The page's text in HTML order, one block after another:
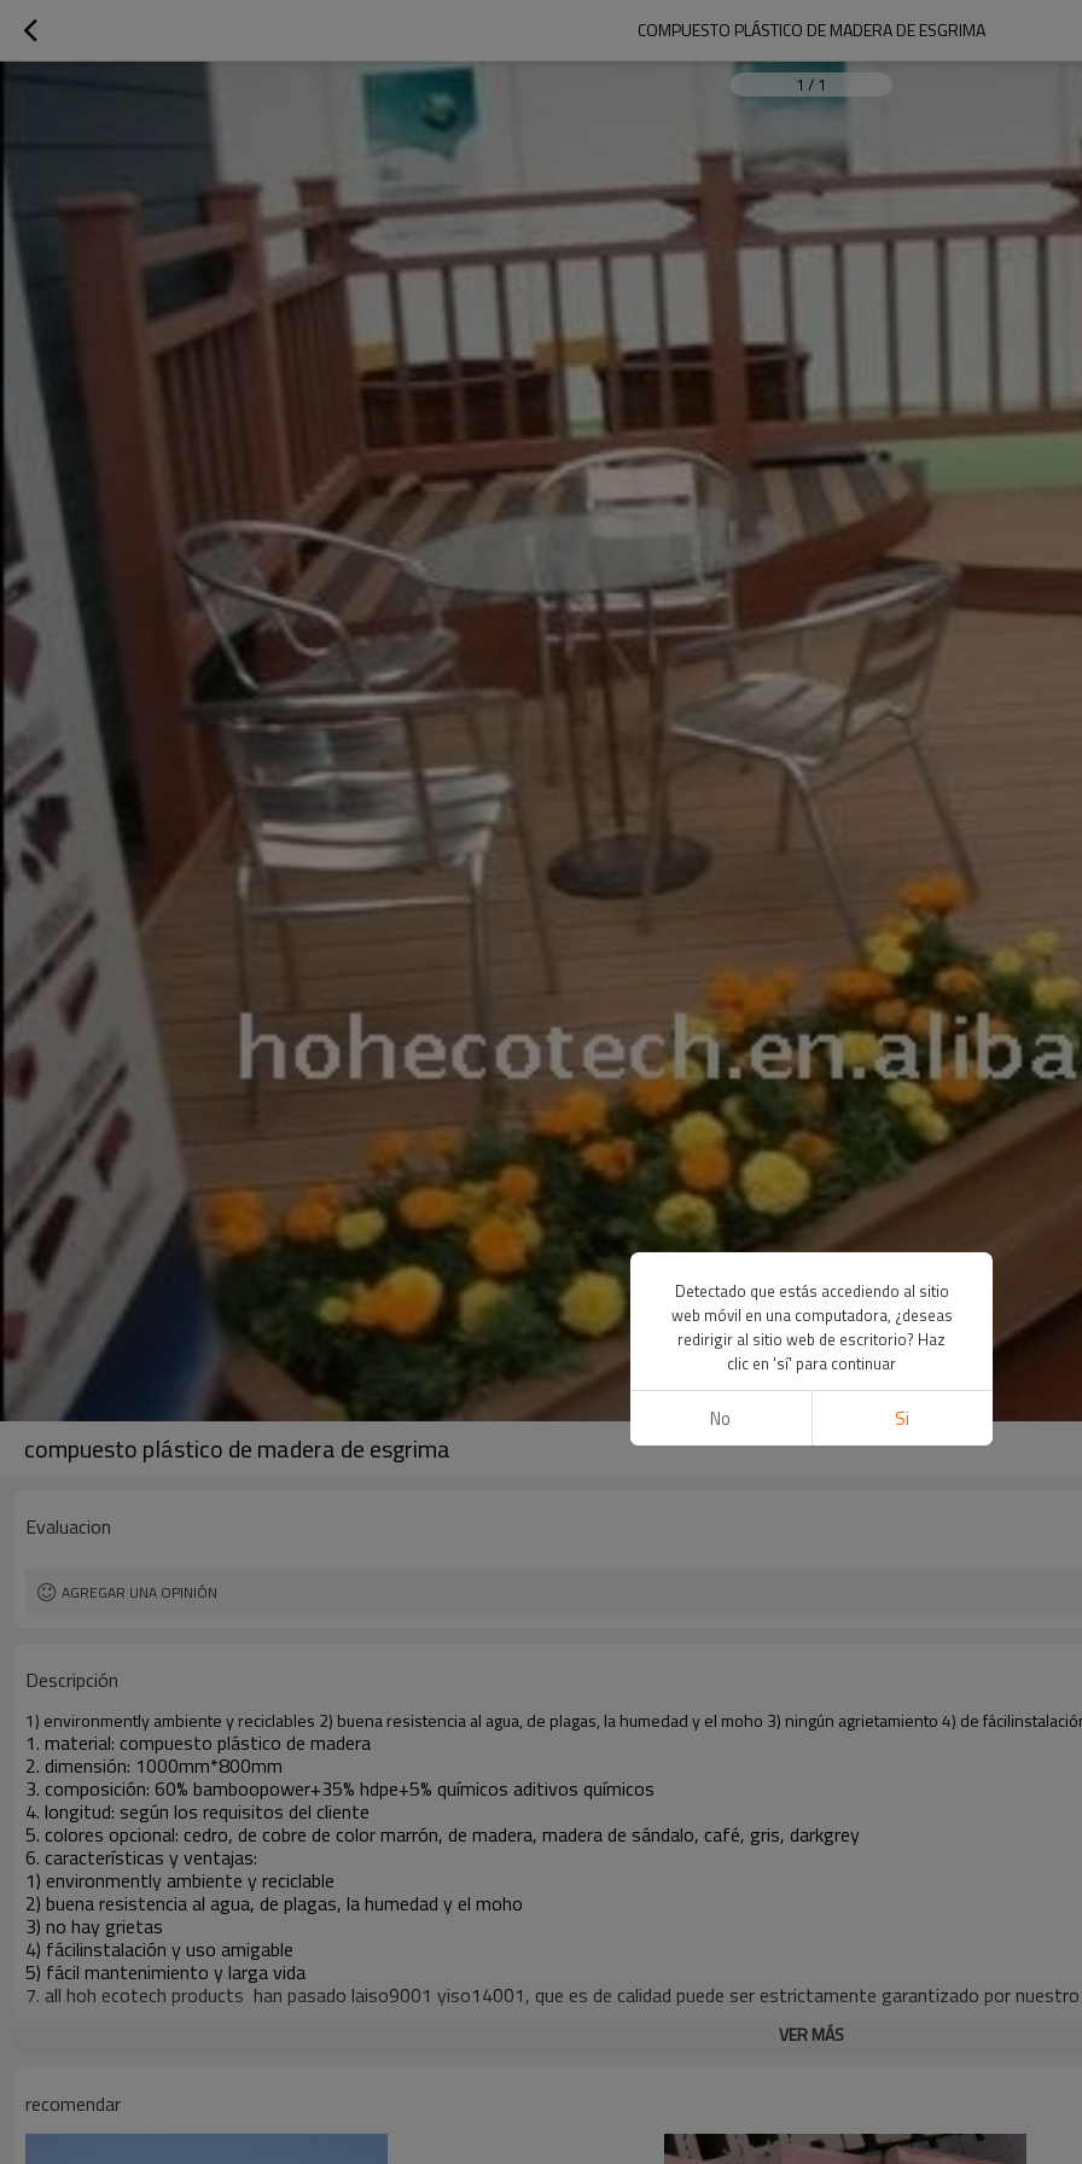
COMPUESTO PLÁSTICO DE MADERA DE ESGRIMA
1 / 1
compuesto plástico de madera de esgrima
Evaluacion
AGREGAR UNA OPINIÓN
Descripción
1) environmently ambiente y reciclables 2) buena resistencia al agua, de plagas, la humedad y el moho 3) ningún agrietamiento 4) de
1. material: compuesto plástico de madera
2. dimensión: 1000mm*800mm
3. composición: 60% bamboopower+35% hdpe+5% químicos aditivos químicos
4. longitud: según los requisitos del cliente
5. colores opcional: cedro, de cobre de color marrón, de madera, madera de sándalo, café, gris, darkgrey
6. características y ventajas:
1) environmently ambiente y reciclable
2) buena resistencia al agua, de plagas, la humedad y el moho
3) no hay grietas
4) fácilinstalación y uso amigable
5) fácil mantenimiento y larga vida
7. all hoh ecotech products han pasado laiso9001 yiso14001, que es de calidad puede ser estrictamente garantizado por
VER MÁS
recomendar
Detectado que estás accediendo al sitio
web móvil en una computadora, ¿deseas
redirigir al sitio web de escritorio? Haz
clic en 'sí' para continuar
No Si